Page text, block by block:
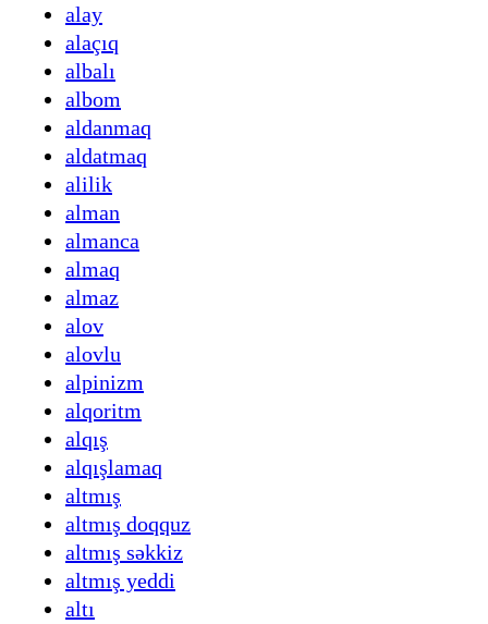
alay
alaçıq
albalı
albom
aldanmaq
aldatmaq
alilik
alman
almanca
almaq
almaz
alov
alovlu
alpinizm
alqoritm
alqış
alqışlamaq
altmış
altmış doqquz
altmış səkkiz
altmış yeddi
altı